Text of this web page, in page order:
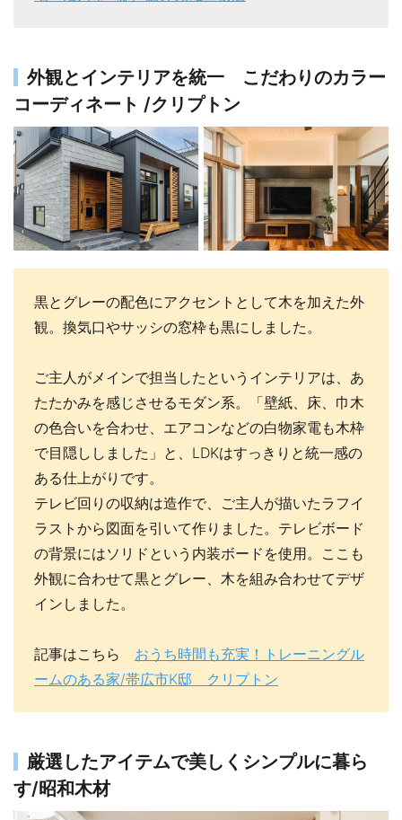
外観とインテリアを統一 こだわりのカラー
コーディネート /クリプトン
黒とグレーの配色にアクセントとして木を加えた外
観。換気口やサッシの窓枠も黒にしました。
ご主人がメインで担当したというインテリアは、あ
たたかみを感じさせるモダン系。「壁紙、床、巾木
の色合いを合わせ、エアコンなどの白物家電も木枠
で目隠ししました」と、LDKはすっきりと統一感の
ある仕上がりです。
テレビ回りの収納は造作で、ご主人が描いたラフイ
ラストから図面を引いて作りました。テレビボード
の背景にはソリドという内装ボードを使用。ここも
外観に合わせて黒とグレー、木を組み合わせてデザ
インしました。
記事はこちら おうち時間も充実！トレーニングル
ームのある家/帯広市K邸 クリプトン
厳選したアイテムで美しくシンプルに暮ら
す/昭和木材